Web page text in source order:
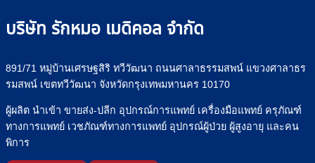
บริษัท รักหมอ เมดิคอล จำกัด
891/71 หมู่บ้านเศรษฐสิริ ทวีวัฒนา ถนนศาลาธรรมสพน์ แขวงศาลาธร
รมสพน์ เขตทวีวัฒนา จังหวัดกรุงเทพมหานคร 10170
ผู้ผลิต นำเข้า ขายส่ง-ปลีก อุปกรณ์การแพทย์ เครื่องมือแพทย์ ครุภัณฑ์
ทางการแพทย์ เวชภัณฑ์ทางการแพทย์ อุปกรณ์ผู้ป่วย ผู้สูงอายุ และคน
พิการ